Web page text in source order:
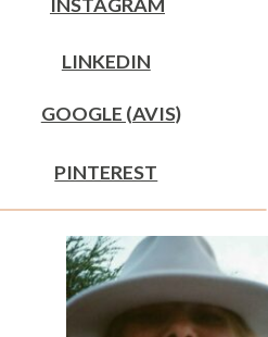
GOOGLE (AVIS)
PINTEREST
LINKEDIN